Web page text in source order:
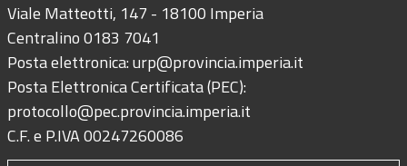
Viale Matteotti, 147 - 18100 Imperia
Centralino 0183 7041
Posta elettronica:urp@provincia.imperia.it
Posta Elettronica Certificata (PEC):
protocollo@pec.provincia.imperia.it
C.F. e P.IVA 00247260086